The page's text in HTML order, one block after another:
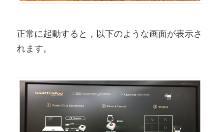
正常に起動すると，以下のような画面が表示さ
れます。